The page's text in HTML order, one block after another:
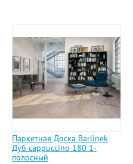
Паркетная Доска Barlinek
Дуб cappuccino 180 1-
полосный